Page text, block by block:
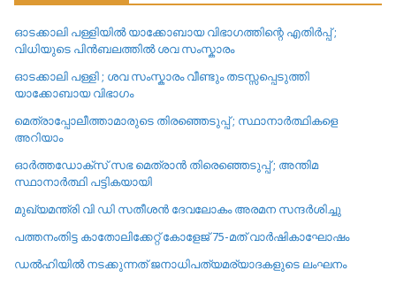
ഓടക്കാലി പള്ളിയിൽ യാക്കോബായ വിഭാഗത്തിന്റെ എതിർപ്പ് ;
വിധിയുടെ പിൻബലത്തിൽ ശവ സംസ്കാരം
ഓടക്കാലി പള്ളി ; ശവ സംസ്കാരം വീണ്ടും തടസ്സപ്പെടുത്തി
യാക്കോബായ വിഭാഗം
മെത്രാപ്പോലീത്താമാരുടെ തിരഞ്ഞെടുപ്പ് ; സ്ഥാനാർത്ഥികളെ
അറിയാം
ഓർത്തഡോക്സ് സഭ മെത്രാൻ തിരെഞ്ഞെടുപ്പ് ; അന്തിമ
സ്ഥാനാർത്ഥി പട്ടികയായി
മുഖ്യമന്ത്രി വി ഡി സതീശൻ ദേവലോകം അരമന സന്ദർശിച്ചു
പത്തനംതിട്ട കാതോലിക്കേറ്റ്‌ കോളേജ്‌ 75-മത് വാർഷികാഘോഷം
ഡൽഹിയിൽ നടക്കുന്നത് ജനാധിപത്യമര്യാദകളുടെ ലംഘനം